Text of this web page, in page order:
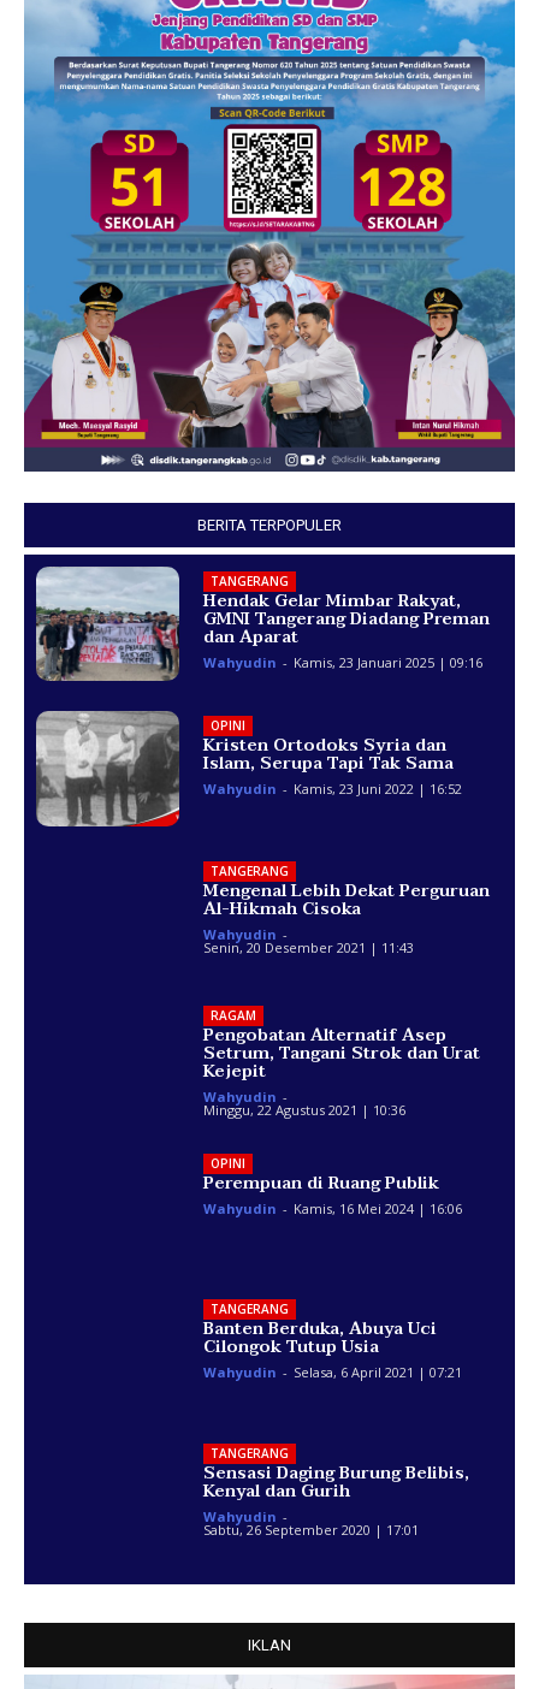
BERITA TERPOPULER
TANGERANG
Hendak Gelar Mimbar Rakyat,
GMNI Tangerang Diadang Preman
dan Aparat
Wahyudin - Kamis, 23 Januari 2025 | 09:16
OPINI
Kristen Ortodoks Syria dan
Islam, Serupa Tapi Tak Sama
Wahyudin - Kamis, 23 Juni 2022 | 16:52
TANGERANG
Mengenal Lebih Dekat Perguruan
Al-Hikmah Cisoka
Wahyudin -
Senin, 20 Desember 2021 | 11:43
RAGAM
Pengobatan Alternatif Asep
Setrum, Tangani Strok dan Urat
Kejepit
Wahyudin -
Minggu, 22 Agustus 2021 | 10:36
OPINI
Perempuan di Ruang Publik
Wahyudin - Kamis, 16 Mei 2024 | 16:06
TANGERANG
Banten Berduka, Abuya Uci
Cilongok Tutup Usia
Wahyudin - Selasa, 6 April 2021 | 07:21
TANGERANG
Sensasi Daging Burung Belibis,
Kenyal dan Gurih
Wahyudin -
Sabtu, 26 September 2020 | 17:01
IKLAN